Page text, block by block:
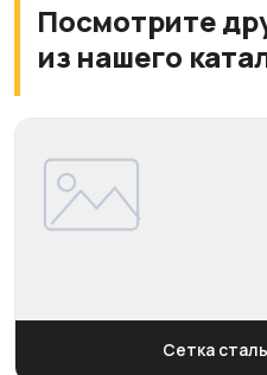
Посмотрите
из нашего
Сетка